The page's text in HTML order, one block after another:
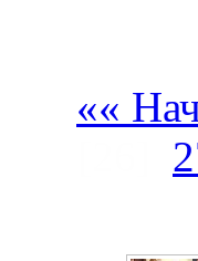
««